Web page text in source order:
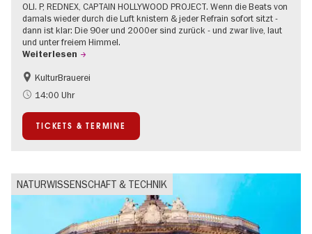
OLI. P, REDNEX, CAPTAIN HOLLYWOOD PROJECT. Wenn die Beats von
damals wieder durch die Luft knistern & jeder Refrain sofort sitzt -
dann ist klar: Die 90er und 2000er sind zurück - und zwar live, laut
und unter freiem Himmel.
Weiterlesen
Barrierefrei
Going local Berlin
Open Air
KulturBrauerei
14:00 Uhr
TICKETS & TERMINE
NATURWISSENSCHAFT & TECHNIK